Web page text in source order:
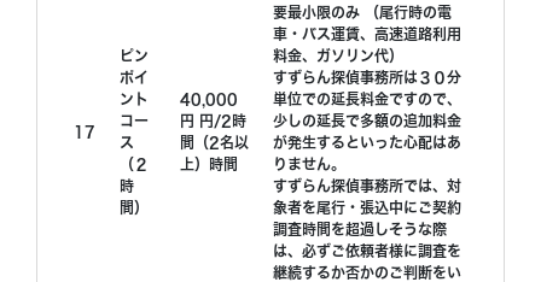
17
ピン
ポイ
ント
コー
ス
（２
時
間）
40,000
円 円/2時
間（2名以
上）時間
要最小限のみ （尾行時の電
車・バス運賃、高速道路利用
料金、ガソリン代）
すずらん探偵事務所は３０分
単位での延長料金ですので、
少しの延長で多額の追加料金
が発生するといった心配はあ
りません。
すずらん探偵事務所では、対
象者を尾行・張込中にご契約
調査時間を超過しそうな際
は、必ずご依頼者様に調査を
継続するか否かのご判断をい